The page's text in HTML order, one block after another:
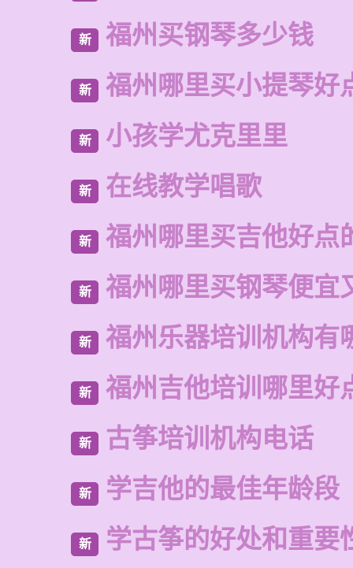
新 福州买钢琴多少钱
新 福州哪里买小提琴好
新 小孩学尤克里里
新 在线教学唱歌
新 福州哪里买吉他好点
新 福州哪里买钢琴便宜
新 福州乐器培训机构有
新 福州吉他培训哪里好
新 古筝培训机构电话
新 学吉他的最佳年龄段
新 学古筝的好处和重要